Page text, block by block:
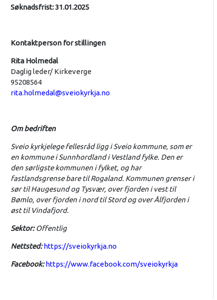
Søknadsfrist: 31.01.2025
Kontaktperson for stillingen
Rita Holmedal
Daglig leder/ Kirkeverge
95208564
rita.holmedal@sveiokyrkja.no
Om bedriften
Sveio kyrkjelege fellesråd ligg i Sveio kommune, som er
en kommune i Sunnhordland i Vestland fylke. Den er
den sørligste kommunen i fylket, og har
fastlandsgrense bare til Rogaland. Kommunen grenser i
sør til Haugesund og Tysvær, over fjorden i vest til
Bømlo, over fjorden i nord til Stord og over Ålfjorden i
øst til Vindafjord.
Sektor:Offentlig
Nettsted:https://sveiokyrkja.no
Facebook:https://www.facebook.com/sveiokyrkja